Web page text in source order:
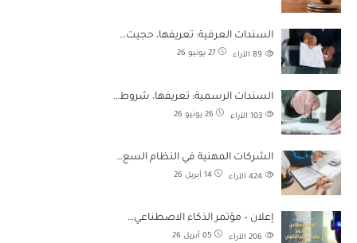
السندات العرفية: تعريفها، حجيت…
27 يونيو 26 الآراء
السندات الرسمية: تعريفها، شروط…
26 يونيو 26 الآراء
الشركات المهنية في النظام السع…
14 أبريل 26 الآراء
إعلان – مؤتمر الذكاء الاصطناعي…
05 أبريل 26 الآراء